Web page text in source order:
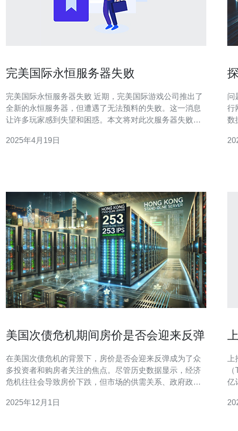
完美国际永恒服务器失败
完美国际永恒服务器失败 近期，完美国际游戏公司推出了
全新的永恒服务器，但遭遇了无法预料的失败。这一消息
让许多玩家感到失望和困惑。本文将对此次服务器失败的
初期经常出现卡顿、掉线等问题。经过调查，发现公司在
2025年4月19日
问
行
数
评
美国次债危机期间房价是否会迎来反弹
在美国次债危机的背景下，房价是否会迎来反弹成为了众
多投资者和购房者关注的焦点。尽管历史数据显示，经济
危机往往会导致房价下跌，但市场的供需关系、政府政策
的走势。特别是在网络技术日益发达的今天，房产交易的
2025年12月1日
亿
等